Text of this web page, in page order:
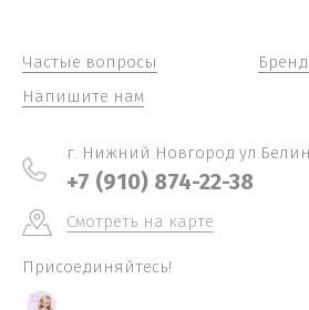
Частые вопросы
Напишите нам
г. Нижний Новгород
+7 (910) 874-22-38
Смотреть на карте
Присоединяйтесь!